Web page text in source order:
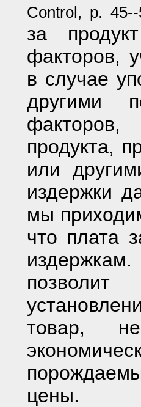
Control, p. 45--
за
факторов,
в случае
другими
факторов,
продукта,
или
издержки
мы
что плата
товар,
цены.